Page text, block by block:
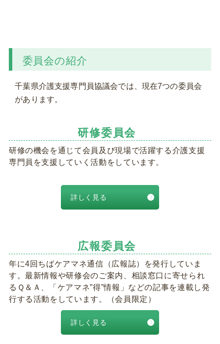
委員会の紹介
千葉県介護支援専門員協議会では、現在7つの委員会
があります。
研修委員会
研修の機会を通じて会員及び現場で活躍する介護支援
専門員を支援していく活動をしています。
詳しく見る
広報委員会
年に4回ちばケアマネ通信（広報誌）を発行していま
す。最新情報や研修会のご案内、相談窓口に寄せられ
るＱ＆Ａ、「ケアマネ”得”情報」などの記事を連載し発
行する活動をしています。（会員限定）
詳しく見る